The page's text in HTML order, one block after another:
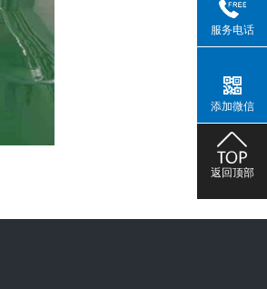
服务电话
添加微信
返回顶部